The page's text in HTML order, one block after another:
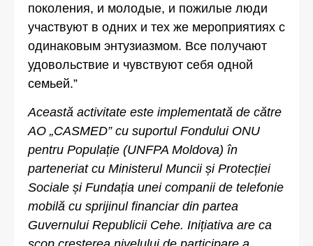
поколения, и молодые, и пожилые люди
участвуют в одних и тех же мероприятиях с
одинаковым энтузиазмом. Все получают
удовольствие и чувствуют себя одной
семьей.”
Această activitate este implementată de către
AO „CASMED” cu suportul Fondului ONU
pentru Populație (UNFPA Moldova) în
parteneriat cu Ministerul Muncii și Protecției
Sociale și Fundația unei companii de telefonie
mobilă cu sprijinul financiar din partea
Guvernului Republicii Cehe. Inițiativa are ca